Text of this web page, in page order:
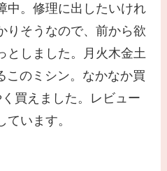
中。修理に出したいけれ
りそうなので、前から欲
としました。月火木金土
このミシン。なかなか買
買えました。レビュー
ています。